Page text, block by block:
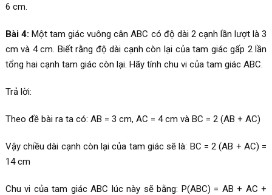
6 cm.
Bài 4: Một tam giác vuông cân ABC có độ dài 2 cạnh lần lượt là 3
cm và 4 cm. Biết rằng độ dài cạnh còn lại của tam giác gấp 2 lần
tổng hai cạnh tam giác còn lại. Hãy tính chu vi của tam giác ABC.
Trả lời:
Theo đề bài ra ta có: AB = 3 cm, AC = 4 cm và BC = 2 (AB + AC)
Vậy chiều dài cạnh còn lại của tam giác sẽ là: BC = 2 (AB + AC) =
14 cm
Chu vi của tam giác ABC lúc này sẽ bằng: P(ABC) = AB + AC +